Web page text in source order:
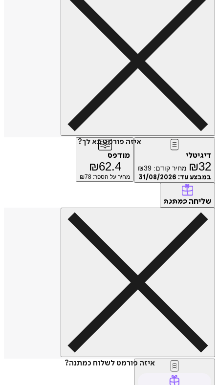
איזה פורמט בא לך?
דיגיטלי
₪32 מחיר קודם: ₪39
במבצע עד: 31/08/2026
מודפס
₪62.4
מחיר על הספר: ₪ 78
שליחה כמתנה
איזה פורמט לשלוח כמתנה?